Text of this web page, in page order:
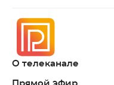
О телеканале